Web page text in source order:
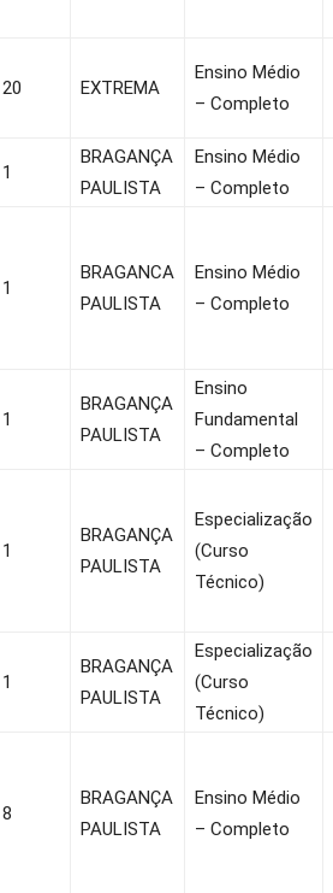
20 EXTREMA
Ensino Médio
– Completo
1
BRAGANÇA
PAULISTA
Ensino Médio
– Completo
1
BRAGANCA
PAULISTA
Ensino Médio
– Completo
1
BRAGANÇA
PAULISTA
Ensino
Fundamental
– Completo
1
BRAGANÇA
PAULISTA
Especialização
(Curso
Técnico)
1
BRAGANÇA
PAULISTA
Especialização
(Curso
Técnico)
8
BRAGANÇA
PAULISTA
Ensino Médio
– Completo